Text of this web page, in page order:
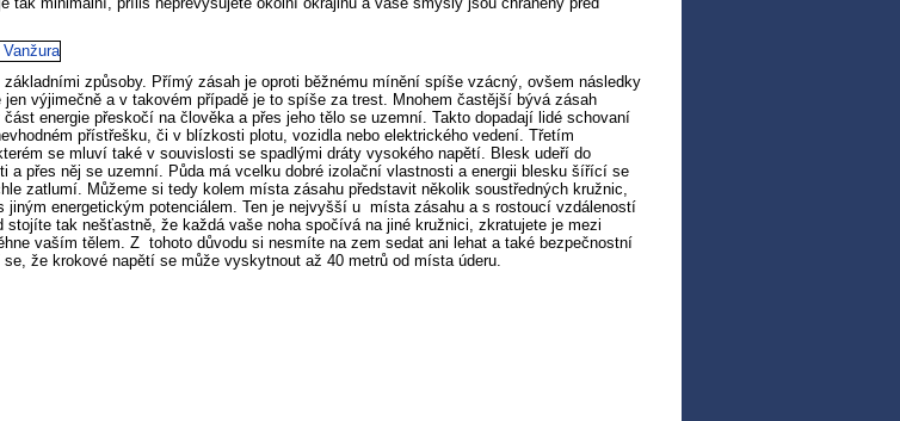
způsoby. Přímý zásah je oproti běžnému mínění spíše vzácný, ovšem následky
výjimečně a v takovém případě je to spíše za trest. Mnohem častější bývá zásah
energie přeskočí na člověka a přes jeho tělo se uzemní. Takto dopadají lidé schovaní
přístřešku, či v blízkosti plotu, vozidla nebo elektrického vedení. Třetím
se mluví také v souvislosti se spadlými dráty vysokého napětí. Blesk udeří do
a přes něj se uzemní. Půda má vcelku dobré izolační vlastnosti a energii blesku šířící se
zatlumí. Můžeme si tedy kolem místa zásahu představit několik soustředných kružnic,
jiným energetickým potenciálem. Ten je nejvyšší u místa zásahu a s rostoucí vzdáleností
stojíte tak nešťastně, že každá vaše noha spočívá na jiné kružnici, zkratujete je mezi
vaším tělem. Z tohoto důvodu si nesmíte na zem sedat ani lehat a také bezpečnostní
že krokové napětí se může vyskytnout až 40 metrů od místa úderu.